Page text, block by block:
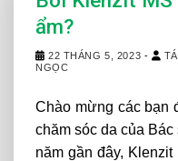
ẩm?
22 THÁNG 5, 2023 -
NGỌC
Chào mừng các bạn
chăm sóc da của
năm gần đây,